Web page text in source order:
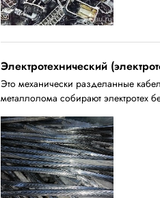
Электротехнический
Это механически разделанные
металлолома собирают электротех